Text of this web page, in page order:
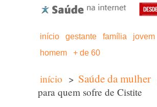
início gestante família jovem
homem
+ de 60
início > Saúde da mulher
para quem sofre de Cistite